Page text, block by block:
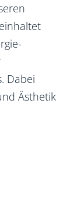
Dabei
Ästhetik